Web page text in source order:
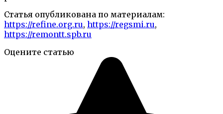
Статья опубликована по материалам:
https://refine.org.ru, https://regsmi.ru,
https://remontt.spb.ru
Оцените статью